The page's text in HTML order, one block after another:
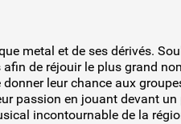
metal et de ses dérivés.
de réjouir le plus grand
leur chance aux
passion en jouant devant un
incontournable de la